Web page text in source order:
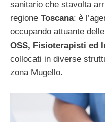
sanitario che stavolta
regione Toscana: è
occupando attuante delle
OSS, Fisioterapisti ed
collocati in diverse
zona Mugello.